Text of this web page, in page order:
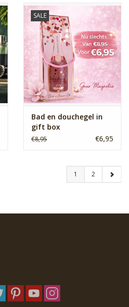
SALE
Bad en douchegel in
gift box
€8,95 €6,95
1 2